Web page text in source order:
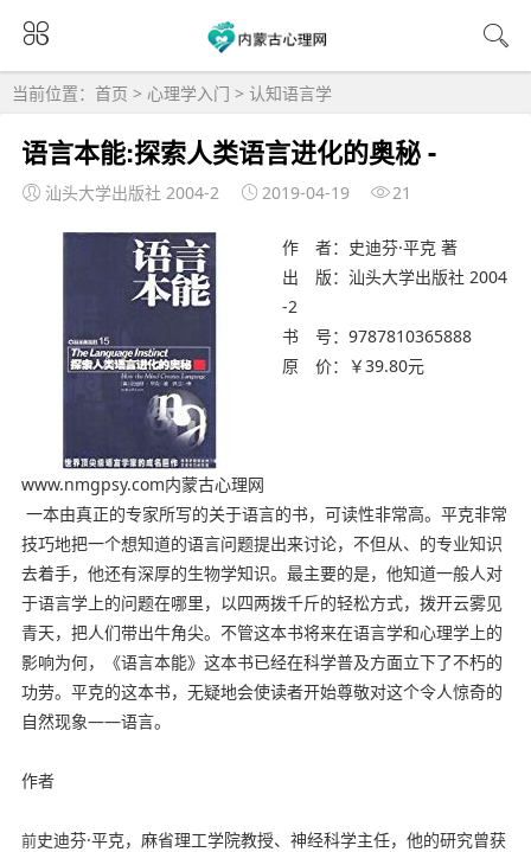
当前位置： 首页 > 心理学入门 > 认知语言学
语言本能:探索人类语言进化的奥秘 -
汕头大学出版社 2004-2 2019-04-19 21
作 者：史迪芬·平克 著
出 版：汕头大学出版社 2004
-2
书 号：9787810365888
原 价：￥39.80元
www.nmgpsy.com内蒙古心理网
一本由真正的专家所写的关于语言的书，可读性非常高。平克非常
技巧地把一个想知道的语言问题提出来讨论，不但从、的专业知识
去着手，他还有深厚的生物学知识。最主要的是，他知道一般人对
于语言学上的问题在哪里，以四两拨千斤的轻松方式，拨开云雾见
青天，把人们带出牛角尖。不管这本书将来在语言学和心理学上的
影响为何，《语言本能》这本书已经在科学普及方面立下了不朽的
功劳。平克的这本书，无疑地会使读者开始尊敬对这个令人惊奇的
自然现象——语言。
作者
前史迪芬·平克，麻省理工学院教授、神经科学主任，他的研究曾获